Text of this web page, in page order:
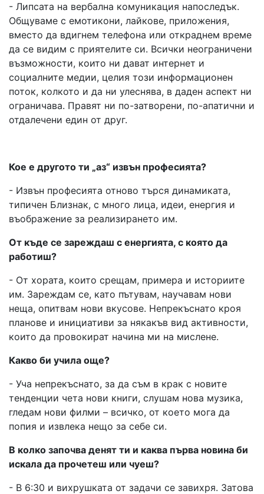
- Липсата на вербална комуникация напоследък.
Общуваме с емотикони, лайкове, приложения,
вместо да вдигнем телефона или откраднем време
да се видим с приятелите си. Всички неограничени
възможности, които ни дават интернет и
социалните медии, целия този информационен
поток, колкото и да ни улеснява, в даден аспект ни
ограничава. Правят ни по-затворени, по-апатични и
отдалечени един от друг.
Кое е другото ти „аз“ извън професията?
- Извън професията отново търся динамиката,
типичен Близнак, с много лица, идеи, енергия и
въображение за реализирането им.
От къде се зареждаш с енергията, с която да
работиш?
- От хората, които срещам, примера и историите
им. Зареждам се, като пътувам, научавам нови
неща, опитвам нови вкусове. Непрекъснато кроя
планове и инициативи за някакъв вид активности,
които да провокират начина ми на мислене.
Какво би учила още?
- Уча непрекъснато, за да съм в крак с новите
тенденции чета нови книги, слушам нова музика,
гледам нови филми – всичко, от което мога да
попия и извлека нещо за себе си.
В колко започва денят ти и каква първа новина би
искала да прочетеш или чуеш?
- В 6:30 и вихрушката от задачи се завихря. Затова